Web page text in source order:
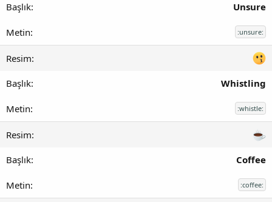
Unsure
:unsure:
Whistling
:whistle:
Coffee
:coffee: